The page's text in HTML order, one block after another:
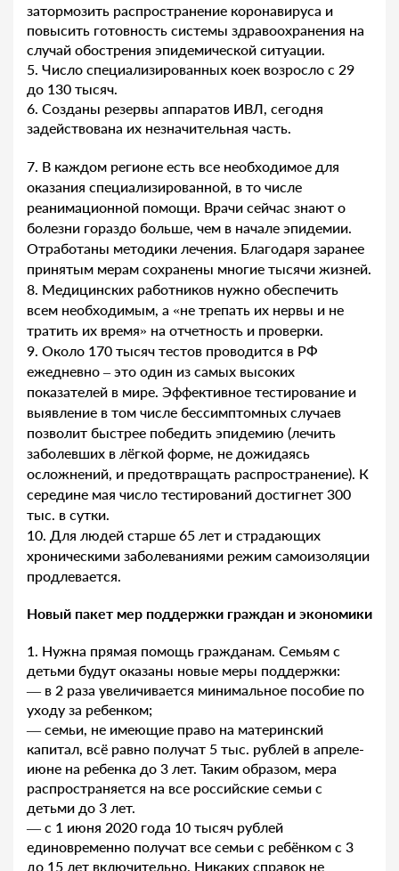
затормозить распространение коронавируса и
повысить готовность системы здравоохранения на
случай обострения эпидемической ситуации.
5. Число специализированных коек возросло с 29
до 130 тысяч.
6. Созданы резервы аппаратов ИВЛ, сегодня
задействована их незначительная часть.
7. В каждом регионе есть все необходимое для
оказания специализированной, в то числе
реанимационной помощи. Врачи сейчас знают о
болезни гораздо больше, чем в начале эпидемии.
Отработаны методики лечения. Благодаря заранее
принятым мерам сохранены многие тысячи жизней.
8. Медицинских работников нужно обеспечить
всем необходимым, а «не трепать их нервы и не
тратить их время» на отчетность и проверки.
9. Около 170 тысяч тестов проводится в РФ
ежедневно – это один из самых высоких
показателей в мире. Эффективное тестирование и
выявление в том числе бессимптомных случаев
позволит быстрее победить эпидемию (лечить
заболевших в лёгкой форме, не дожидаясь
осложнений, и предотвращать распространение). К
середине мая число тестирований достигнет 300
тыс. в сутки.
10. Для людей старше 65 лет и страдающих
хроническими заболеваниями режим самоизоляции
продлевается.
Новый пакет мер поддержки граждан и экономики
1. Нужна прямая помощь гражданам. Семьям с
детьми будут оказаны новые меры поддержки:
— в 2 раза увеличивается минимальное пособие по
уходу за ребенком;
— семьи, не имеющие право на материнский
капитал, всё равно получат 5 тыс. рублей в апреле-
июне на ребенка до 3 лет. Таким образом, мера
распространяется на все российские семьи с
детьми до 3 лет.
— с 1 июня 2020 года 10 тысяч рублей
единовременно получат все семьи с ребёнком с 3
до 15 лет включительно. Никаких справок не